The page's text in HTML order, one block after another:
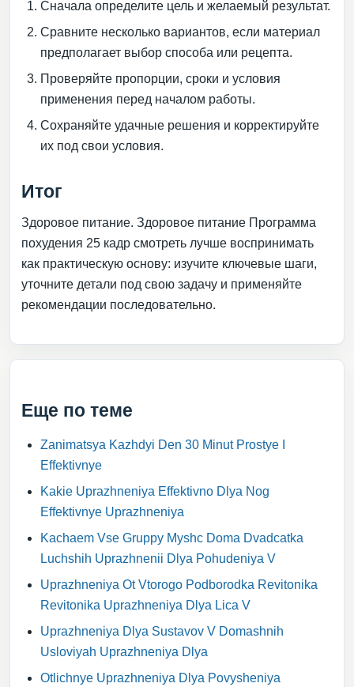
Сначала определите цель и желаемый результат.
Сравните несколько вариантов, если материал
предполагает выбор способа или рецепта.
Проверяйте пропорции, сроки и условия
применения перед началом работы.
Сохраняйте удачные решения и корректируйте
их под свои условия.
Итог
Здоровое питание. Здоровое питание Программа
похудения 25 кадр смотреть лучше воспринимать
как практическую основу: изучите ключевые шаги,
уточните детали под свою задачу и применяйте
рекомендации последовательно.
Еще по теме
Zanimatsya Kazhdyi Den 30 Minut Prostye I
Effektivnye
Kakie Uprazhneniya Effektivno Dlya Nog
Effektivnye Uprazhneniya
Kachaem Vse Gruppy Myshc Doma Dvadcatka
Luchshih Uprazhnenii Dlya Pohudeniya V
Uprazhneniya Ot Vtorogo Podborodka Revitonika
Revitonika Uprazhneniya Dlya Lica V
Uprazhneniya Dlya Sustavov V Domashnih
Usloviyah Uprazhneniya Dlya
Otlichnye Uprazhneniya Dlya Povysheniya